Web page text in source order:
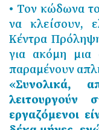
• Τον κώδωνα
να κλείσουν,
Κέντρα
για ακόμη μια
παραμένουν
εργαζόμενοι